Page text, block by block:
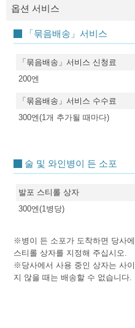
옵션 서비스
「묶음배송」서비스
「묶음배송」서비스 신청료
200엔
「묶음배송」서비스 수수료
300엔(1개 추가될 때마다)
술 및 와인병이 든 소포
발포 스티롤 상자
300엔(1병당)
※병이 든 소포가 도착하면 당사
스티롤 상자를 지정해 주십시오.
※당사에서 사용 중인 상자는 사
지 않을 때는 배송할 수 없습니다.